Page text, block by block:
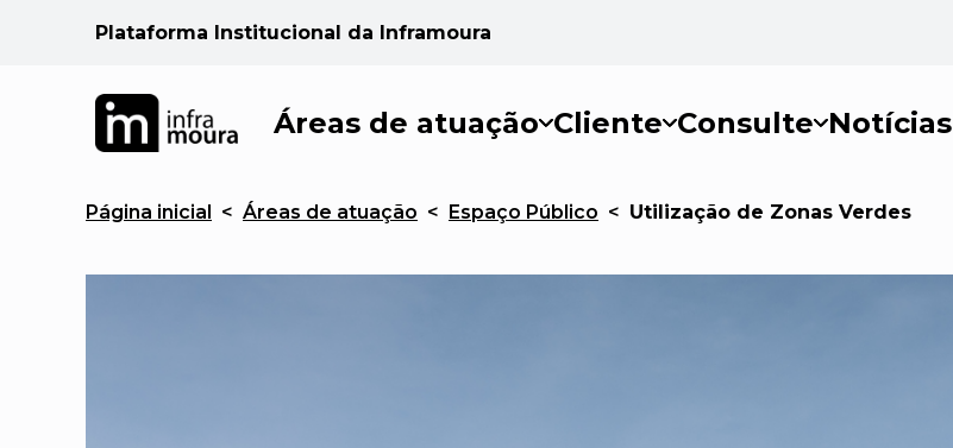
Plataforma Institucional da Inframoura
Áreas de atuação Cliente Consulte Notícias
Página inicial < Áreas de atuação < Espaço Público < Utilização de Zonas Verdes